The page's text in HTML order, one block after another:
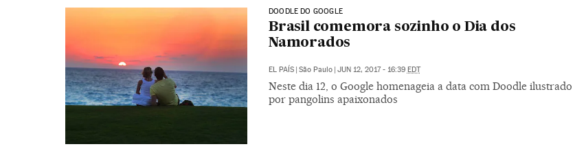
DOODLE DO GOOGLE
Brasil comemora sozinho o Dia dos
Namorados
EL PAÍS | São Paulo | JUN 12, 2017 - 16:39 EDT
Neste dia 12, o Google homenageia a data com Doodle ilustrado
por pangolins apaixonados